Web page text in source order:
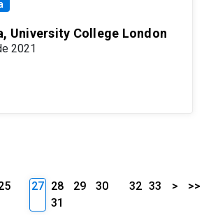
University College London
2021
27 28 29
30
31
32 33 > >>